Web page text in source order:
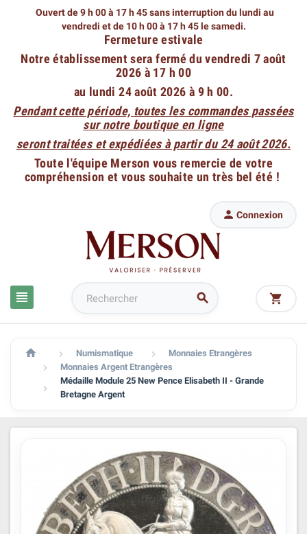
Ouvert de 9 h 00 à 17 h 45 sans interruption du lundi au
vendredi et de 10 h 00 à 17 h 45 le samedi.
Fermeture estivale
Notre établissement sera fermé du vendredi 7 août
2026 à 17 h 00
au lundi 24 août 2026 à 9 h 00.
Pendant cette période, toutes les commandes passées
sur notre boutique en ligne
seront traitées et expédiées à partir du 24 août 2026.
Toute l'équipe Merson vous remercie de votre
compréhension et vous souhaite un très bel été !
 
 Connexion

  Numismatique  Monnaies Etrangères
 Monnaies Argent Etrangères

Médaille Module 25 New Pence Elisabeth II - Grande
Bretagne Argent